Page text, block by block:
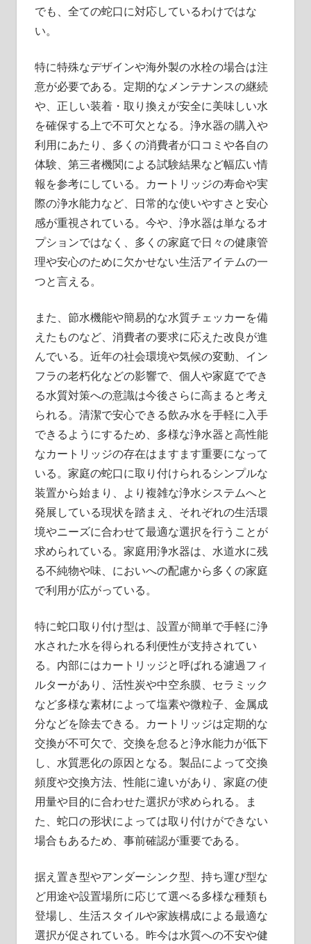
でも、全ての蛇口に対応しているわけではな
い。
特に特殊なデザインや海外製の水栓の場合は注
意が必要である。定期的なメンテナンスの継続
や、正しい装着・取り換えが安全に美味しい水
を確保する上で不可欠となる。浄水器の購入や
利用にあたり、多くの消費者が口コミや各自の
体験、第三者機関による試験結果など幅広い情
報を参考にしている。カートリッジの寿命や実
際の浄水能力など、日常的な使いやすさと安心
感が重視されている。今や、浄水器は単なるオ
プションではなく、多くの家庭で日々の健康管
理や安心のために欠かせない生活アイテムの一
つと言える。
また、節水機能や簡易的な水質チェッカーを備
えたものなど、消費者の要求に応えた改良が進
んでいる。近年の社会環境や気候の変動、イン
フラの老朽化などの影響で、個人や家庭ででき
る水質対策への意識は今後さらに高まると考え
られる。清潔で安心できる飲み水を手軽に入手
できるようにするため、多様な浄水器と高性能
なカートリッジの存在はますます重要になって
いる。家庭の蛇口に取り付けられるシンプルな
装置から始まり、より複雑な浄水システムへと
発展している現状を踏まえ、それぞれの生活環
境やニーズに合わせて最適な選択を行うことが
求められている。家庭用浄水器は、水道水に残
る不純物や味、においへの配慮から多くの家庭
で利用が広がっている。
特に蛇口取り付け型は、設置が簡単で手軽に浄
水された水を得られる利便性が支持されてい
る。内部にはカートリッジと呼ばれる濾過フィ
ルターがあり、活性炭や中空糸膜、セラミック
など多様な素材によって塩素や微粒子、金属成
分などを除去できる。カートリッジは定期的な
交換が不可欠で、交換を怠ると浄水能力が低下
し、水質悪化の原因となる。製品によって交換
頻度や交換方法、性能に違いがあり、家庭の使
用量や目的に合わせた選択が求められる。ま
た、蛇口の形状によっては取り付けができない
場合もあるため、事前確認が重要である。
据え置き型やアンダーシンク型、持ち運び型な
ど用途や設置場所に応じて選べる多様な種類も
登場し、生活スタイルや家族構成による最適な
選択が促されている。昨今は水質への不安や健